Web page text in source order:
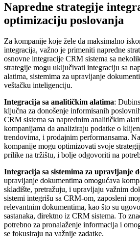
Napredne strategije
optimizaciju poslovanja
Za kompanije koje žele da maksimalno
integracija, važno je primeniti napredne
osnovne integracije CRM sistema sa
strategije mogu uključivati integraciju sa
alatima, sistemima za upravljanje
veštačku inteligenciju.
Integracija sa analitičkim alatima:
ključna za donošenje informisanih
CRM sistema sa naprednim analitičkim
kompanijama da analiziraju podatke o
trendovima, i prodajnim performansama.
kompanije mogu optimizovati svoje
prilike na tržištu, i bolje odgovoriti na
Integracija sa sistemima za upravljanje
upravljanje dokumentima omogućava
skladište, pretražuju, i upravljaju važnim
sistemi integrišu sa CRM-om, zaposleni
relevantnim dokumentima, kao što su
sastanaka, direktno iz CRM sistema. To
potrebno za pronalaženje informacija i
se fokusiraju na važnije zadatke.